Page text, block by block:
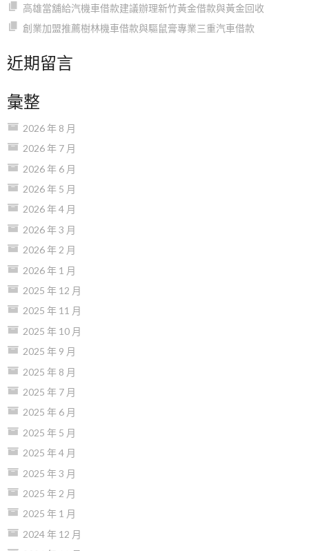
高雄當舖給汽機車借款建議辦理新竹黃金借款與黃金回收
創業加盟推薦樹林機車借款與驅鼠膏專業三重汽車借款
近期留言
彙整
2026 年 8 月
2026 年 7 月
2026 年 6 月
2026 年 5 月
2026 年 4 月
2026 年 3 月
2026 年 2 月
2026 年 1 月
2025 年 12 月
2025 年 11 月
2025 年 10 月
2025 年 9 月
2025 年 8 月
2025 年 7 月
2025 年 6 月
2025 年 5 月
2025 年 4 月
2025 年 3 月
2025 年 2 月
2025 年 1 月
2024 年 12 月